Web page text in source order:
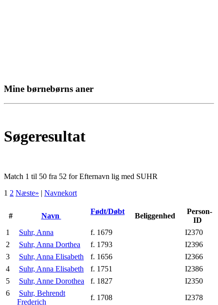
Mine børnebørns aner
Søgeresultat
Match 1 til 50 fra 52 for Efternavn lig med SUHR
1 2 Næste» | Navnekort
# Navn
Født/Døbt
Beliggenhed
Person-
ID
1
Suhr, Anna f. 1679
I2370
2
Suhr, Anna Dorthea f. 1793
I2396
3
Suhr, Anna Elisabeth f. 1656
I2366
4
Suhr, Anna Elisabeth f. 1751
I2386
5
Suhr, Anne Dorothea f. 1827
I2350
6
Suhr, Behrendt
Frederich
f. 1708
I2378